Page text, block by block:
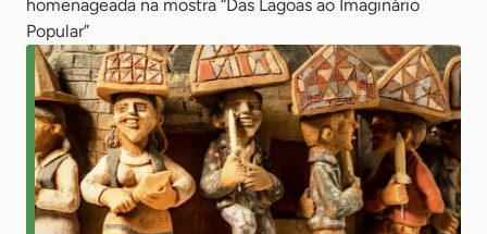
homenageada na mostra “Das Lagoas ao Imaginário
Popular”